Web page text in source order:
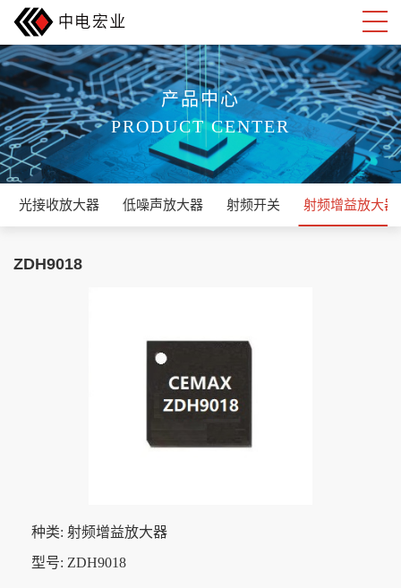
产品中心
PRODUCT CENTER
光接收放大器 低噪声放大器 射频开关 射频增益放大器
ZDH9018
种类: 射频增益放大器
型号: ZDH9018